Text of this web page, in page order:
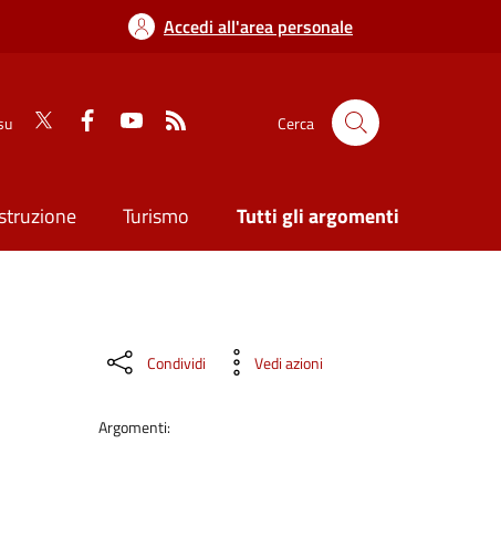
Accedi all'area personale
Cerca
Turismo Tutti gli argomenti
Condividi Vedi azioni
Argomenti: